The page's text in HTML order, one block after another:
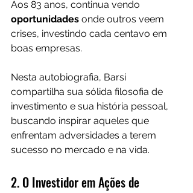
Aos 83 anos, continua vendo
oportunidades onde outros veem
crises, investindo cada centavo em
boas empresas.
Nesta autobiografia, Barsi
compartilha sua sólida filosofia de
investimento e sua história pessoal,
buscando inspirar aqueles que
enfrentam adversidades a terem
sucesso no mercado e na vida.
2. O Investidor em Ações de